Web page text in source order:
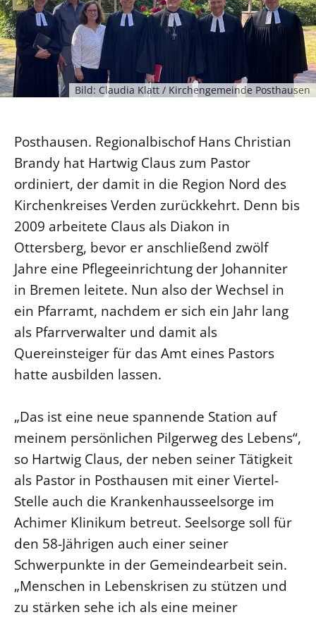
Bild: Claudia Klatt / Kirchengemeinde Posthausen
Posthausen. Regionalbischof Hans Christian
Brandy hat Hartwig Claus zum Pastor
ordiniert, der damit in die Region Nord des
Kirchenkreises Verden zurückkehrt. Denn bis
2009 arbeitete Claus als Diakon in
Ottersberg, bevor er anschließend zwölf
Jahre eine Pflegeeinrichtung der Johanniter
in Bremen leitete. Nun also der Wechsel in
ein Pfarramt, nachdem er sich ein Jahr lang
als Pfarrverwalter und damit als
Quereinsteiger für das Amt eines Pastors
hatte ausbilden lassen.
„Das ist eine neue spannende Station auf
meinem persönlichen Pilgerweg des Lebens“,
so Hartwig Claus, der neben seiner Tätigkeit
als Pastor in Posthausen mit einer Viertel-
Stelle auch die Krankenhausseelsorge im
Achimer Klinikum betreut. Seelsorge soll für
den 58-Jährigen auch einer seiner
Schwerpunkte in der Gemeindearbeit sein.
„Menschen in Lebenskrisen zu stützen und
zu stärken sehe ich als eine meiner
Kirche und Finanzen
Personalausschuss
LANDESKIRCHENAMT
Abteilungen des Landeskirchenamts
Rechnungsprüfungsamt
Fachstelle Sexualisierte Gewalt
Kirchenämter
Gleichstellung
Datenschutz
Geschäftsstelle Landessynode
27. Landessynode
Hintergrund
MITARBEIT
Ehrenamt
Beruf
BIBLIOTHEK & ARCHIV
SERVICE
Älterwerden im Pfarrberuf
Evangelische Kirche
Lutherische Kirche
Glaubensbekenntnis
Positionen
Gegen Gewalt
KLIMASCHUTZ
Nachhaltigkeit
Erneuerbare Energien
Naturschutz
Gebäude
Impressum
Datenschutz
Kontakt
Barrierefreiheit
Service für Gemeinden
Suche